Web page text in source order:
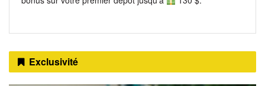
Exclusivité